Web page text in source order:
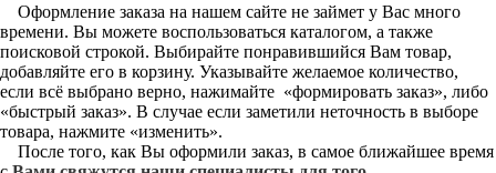
Оформление заказа на нашем сайте не займет у Вас много
времени. Вы можете воспользоваться каталогом, а также
поисковой строкой. Выбирайте понравившийся Вам товар,
добавляйте его в корзину. Указывайте желаемое количество,
если всё выбрано верно, нажимайте «формировать заказ», либо
«быстрый заказ». В случае если заметили неточность в выборе
товара, нажмите «изменить».
После того, как Вы оформили заказ, в самое ближайшее время